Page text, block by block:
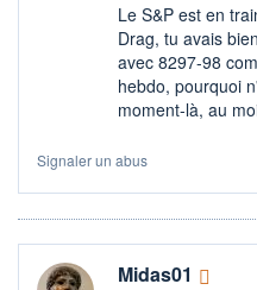
Le S&P est en
Drag, tu avais
avec 8297-98
hebdo, pourquoi
moment-là, au
Signaler un abus
Midas01